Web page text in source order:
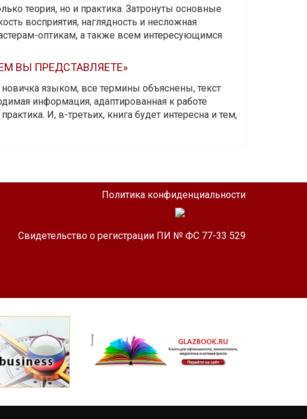
теория, но и практика. Затронуты основные
восприятия, наглядность и несложная
оптикам, а также всем интересующимся
ВЫ ПРЕДСТАВЛЯЕТЕ»
языком, все термины объяснены, текст
информация, адаптированная к работе
И, в-третьих, книга будет интересна и тем,
Политика конфиденциальности
Свидетельство о регистрации ПИ № ФС 77-33 529